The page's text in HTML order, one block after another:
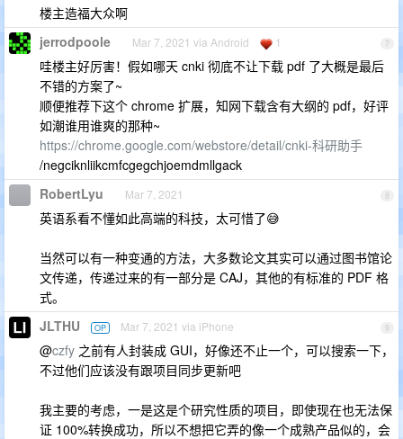
楼主造福大众啊
7
jerrodpoole Mar 7, 2021 via Android 1
哇楼主好厉害！假如哪天 cnki 彻底不让下载 pdf 了大概是最后
不错的方案了~
顺便推荐下这个 chrome 扩展，知网下载含有大纲的 pdf，好评
如潮谁用谁爽的那种~
https://chrome.google.com/webstore/detail/cnki-科研助手
/negciknliikcmfcgegchjoemdmllgack
8
RobertLyu Mar 7, 2021
英语系看不懂如此高端的科技，太可惜了😅
当然可以有一种变通的方法，大多数论文其实可以通过图书馆论
文传递，传递过来的有一部分是 CAJ，其他的有标准的 PDF 格
式。
9
JLTHU OP Mar 7, 2021 via iPhone
@czfy 之前有人封装成 GUI，好像还不止一个，可以搜索一下，
不过他们应该没有跟项目同步更新吧
我主要的考虑，一是这是个研究性质的项目，即使现在也无法保
证 100%转换成功，所以不想把它弄的像一个成熟产品似的，会